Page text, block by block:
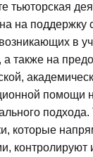
тьюторская
на поддержку
в
а также на
помощи
которые
контролируют